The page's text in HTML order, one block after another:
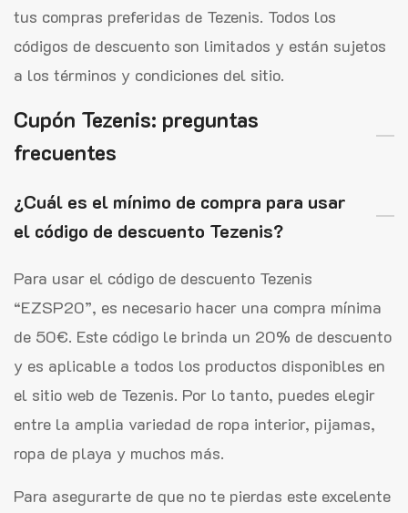
tus compras preferidas de Tezenis. Todos los
códigos de descuento son limitados y están sujetos
a los términos y condiciones del sitio.
Cupón Tezenis: preguntas
frecuentes
¿Cuál es el mínimo de compra para usar
el código de descuento Tezenis?
Para usar el código de descuento Tezenis
“EZSP20”, es necesario hacer una compra mínima
de 50€. Este código le brinda un 20% de descuento
y es aplicable a todos los productos disponibles en
el sitio web de Tezenis. Por lo tanto, puedes elegir
entre la amplia variedad de ropa interior, pijamas,
ropa de playa y muchos más.
Para asegurarte de que no te pierdas este excelente